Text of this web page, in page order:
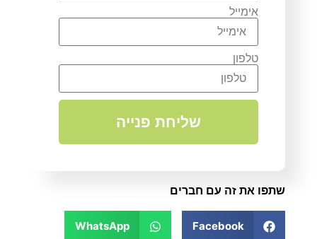
אימייל
טלפון
שליחת פנייה
שתפו את זה עם חברים
Facebook
WhatsApp